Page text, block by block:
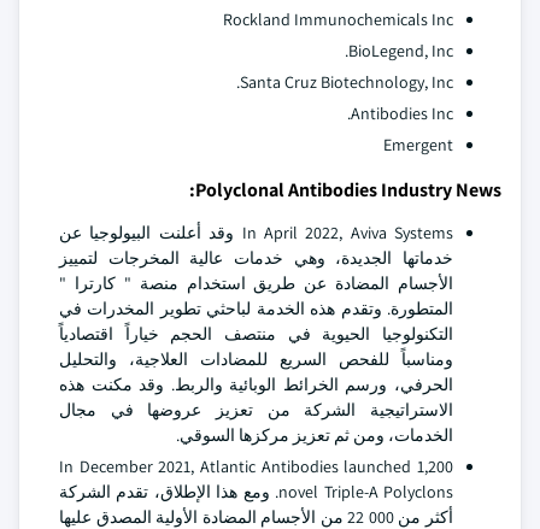
Rockland Immunochemicals Inc
BioLegend, Inc.
Santa Cruz Biotechnology, Inc.
Antibodies Inc.
Emergent
Polyclonal Antibodies Industry News:
In April 2022, Aviva Systems وقد أعلنت البيولوجيا عن
خدماتها الجديدة، وهي خدمات عالية المخرجات لتمييز
الأجسام المضادة عن طريق استخدام منصة " كارترا "
المتطورة. وتقدم هذه الخدمة لباحثي تطوير المخدرات في
التكنولوجيا الحيوية في منتصف الحجم خياراً اقتصادياً
ومناسباً للفحص السريع للمضادات العلاجية، والتحليل
الحرفي، ورسم الخرائط الوبائية والربط. وقد مكنت هذه
الاستراتيجية الشركة من تعزيز عروضها في مجال
الخدمات، ومن ثم تعزيز مركزها السوقي.
In December 2021, Atlantic Antibodies launched 1,200
novel Triple-A Polyclons. ومع هذا الإطلاق، تقدم الشركة
أكثر من 000 22 من الأجسام المضادة الأولية المصدق عليها